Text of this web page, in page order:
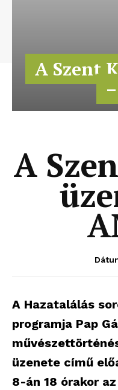
A Szent
A
A Hazatalálás
programja Pap
üzenete című
8-án 18 órakor